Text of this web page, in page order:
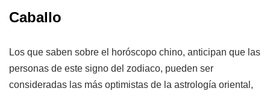
Caballo
Los que saben sobre el horóscopo chino, anticipan que las
personas de este signo del zodiaco, pueden ser
consideradas las más optimistas de la astrología oriental,